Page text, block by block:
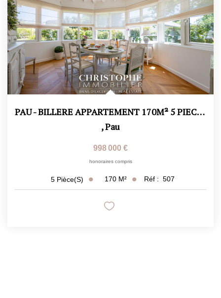
PAU - BILLERE APPARTEMENT 170M² 5 PIECES- JARDIN 360 M²
,Pau
998 000 €
honoraires compris
5 Pièce(s) 170 M² Réf : 507